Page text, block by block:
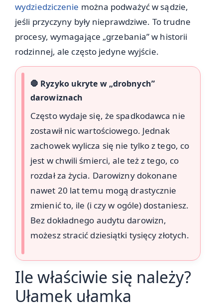
wydziedziczenie można podważyć w sądzie,
jeśli przyczyny były nieprawdziwe. To trudne
procesy, wymagające „grzebania” w historii
rodzinnej, ale często jedyne wyjście.
🛑 Ryzyko ukryte w „drobnych”
darowiznach
Często wydaje się, że spadkodawca nie
zostawił nic wartościowego. Jednak
zachowek wylicza się nie tylko z tego, co
jest w chwili śmierci, ale też z tego, co
rozdał za życia. Darowizny dokonane
nawet 20 lat temu mogą drastycznie
zmienić to, ile (i czy w ogóle) dostaniesz.
Bez dokładnego audytu darowizn,
możesz stracić dziesiątki tysięcy złotych.
Ile właściwie się należy?
Ułamek ułamka